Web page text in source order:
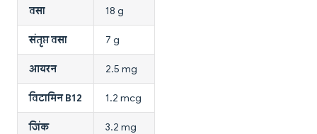
वसा 18 g
संतृप्त वसा 7 g
आयरन 2.5 mg
विटामिन B12 1.2 mcg
जिंक 3.2 mg